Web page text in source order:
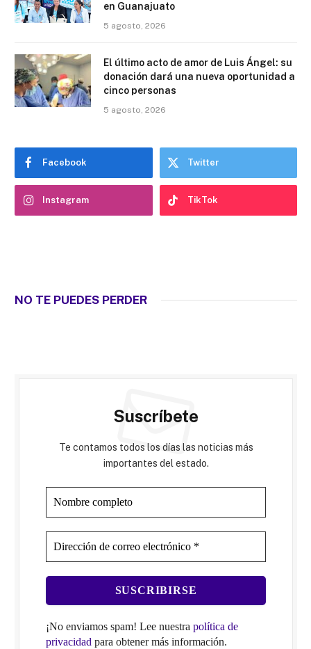
en Guanajuato
5 agosto, 2026
El último acto de amor de Luis Ángel: su
donación dará una nueva oportunidad a
cinco personas
5 agosto, 2026
Facebook Twitter
Instagram TikTok
NO TE PUEDES PERDER
Suscríbete
Te contamos todos los días las noticias más
importantes del estado.
¡No enviamos spam! Lee nuestra política de
privacidad para obtener más información.